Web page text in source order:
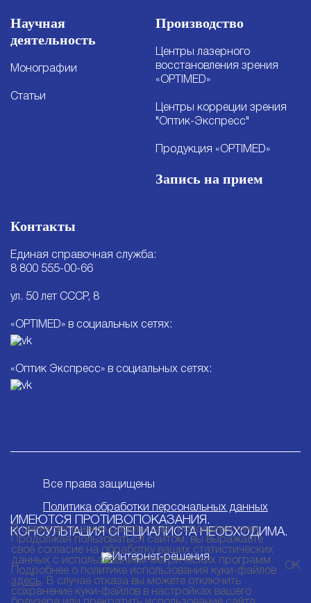
Научная
деятельность
Монографии
Статьи
Производство
Центры лазерного
восстановления зрения
«OPTIMED»
Центры корреции зрения
"Оптик-Экспресс"
Продукция «OPTIMED»
Запись на прием
Контакты
Единая справочная служба:
8 800 555-00-66
ул. 50 лет СССР, 8
«OPTIMED» в социальных сетях:
«Оптик Экспресс» в социальных сетях:
Все права защищены
Политика обработки персональных данных
ИМЕЮТСЯ ПРОТИВОПОКАЗАНИЯ.
КОНСУЛЬТАЦИЯ СПЕЦИАЛИСТА НЕОБХОДИМА.
В целях улучшения работы сайт использует куки.
Продолжая пользоваться сайтом, вы выражаете
свое согласие на обработку ваших статистических
данных с использованием метрических программ.
Подробнее о политике использования куки-файлов
здесь. В случае отказа вы можете отключить
сохранение куки-файлов в настройках вашего
ОК